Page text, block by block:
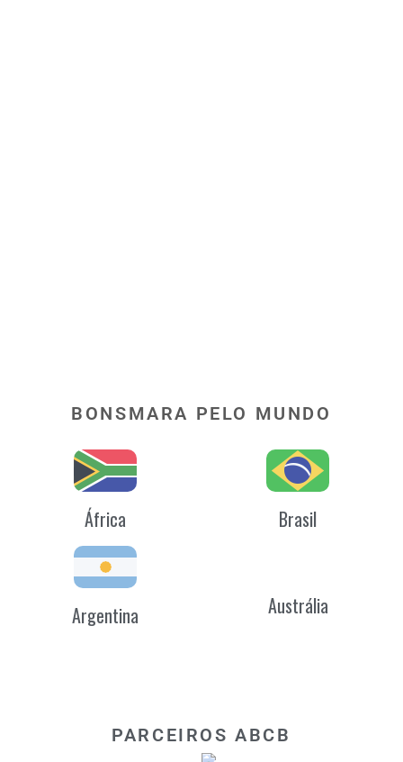
BONSMARA PELO MUNDO
África Brasil
Argentina Austrália
PARCEIROS ABCB